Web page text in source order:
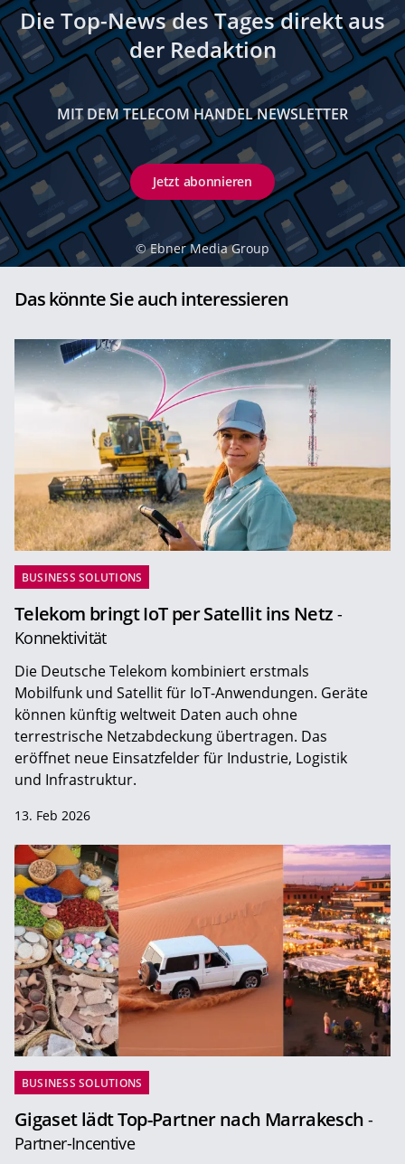
Die Top-News des Tages direkt aus
der Redaktion
MIT DEM TELECOM HANDEL NEWSLETTER
Jetzt abonnieren
© Ebner Media Group
Das könnte Sie auch interessieren
BUSINESS SOLUTIONS
Telekom bringt IoT per Satellit ins Netz -
Konnektivität
Die Deutsche Telekom kombiniert erstmals
Mobilfunk und Satellit für IoT-Anwendungen. Geräte
können künftig weltweit Daten auch ohne
terrestrische Netzabdeckung übertragen. Das
eröffnet neue Einsatzfelder für Industrie, Logistik
und Infrastruktur.
13. Feb 2026
BUSINESS SOLUTIONS
Gigaset lädt Top-Partner nach Marrakesch -
Partner-Incentive